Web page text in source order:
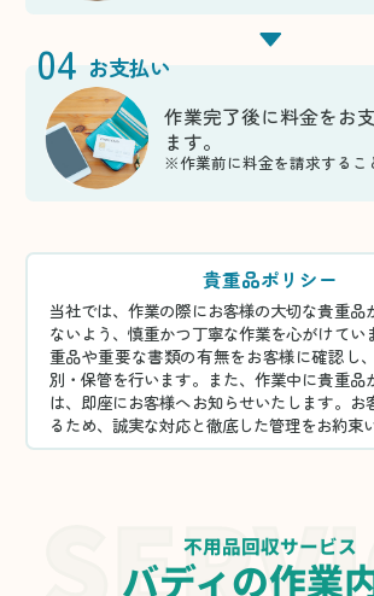
04 お支払い
作業完了後に料金をお
ます。
※作業前に料金を請求するこ
貴重品ポリシー
当社では、作業の際にお客様の大切な貴重品
ないよう、慎重かつ丁寧な作業を心がけてい
重品や重要な書類の有無をお客様に確認し
別・保管を行います。また、作業中に貴重品
は、即座にお客様へお知らせいたします。お
るため、誠実な対応と徹底した管理をお約束
不用品回収サービス
バディの作業